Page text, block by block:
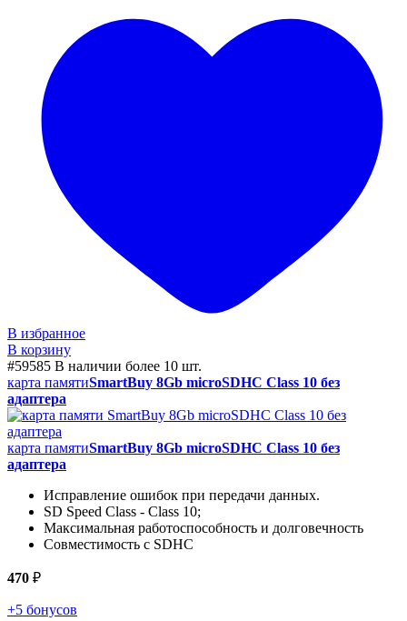
В избранное
В корзину
#59585 В наличии более 10 шт.
карта памятиSmartBuy 8Gb microSDHC Class 10 без
адаптера
карта памятиSmartBuy 8Gb microSDHC Class 10 без
адаптера
Исправление ошибок при передачи данных.
SD Speed Class - Class 10;
Максимальная работоспособность и долговечность
Совместимость с SDHC
470 ₽
+5 бонусов